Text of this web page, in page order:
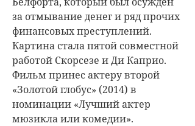
за отмывание денег и ряд прочих
финансовых преступлений.
Картина стала пятой совместной
работой Скорсезе и Ди Каприо.
Фильм принес актеру второй
«Золотой глобус» (2014) в
номинации «Лучший актер
мюзикла или комедии».